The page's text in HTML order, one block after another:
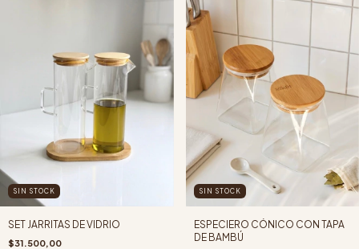
SIN STOCK
SET JARRITAS DE VIDRIO
$31.500,00
SIN STOCK
ESPECIERO CÓNICO CON TAPA
DE BAMBÚ